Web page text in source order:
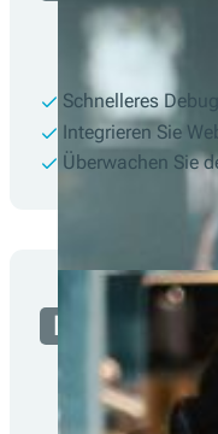
Schnelleres
Integrieren Sie
Überwachen Sie
Händler